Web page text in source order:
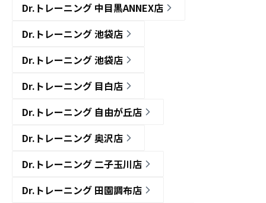
Dr.トレーニング 中目黒ANNEX店
Dr.トレーニング 池袋店
Dr.トレーニング 池袋店
Dr.トレーニング 目白店
Dr.トレーニング 自由が丘店
Dr.トレーニング 奥沢店
Dr.トレーニング 二子玉川店
Dr.トレーニング 田園調布店